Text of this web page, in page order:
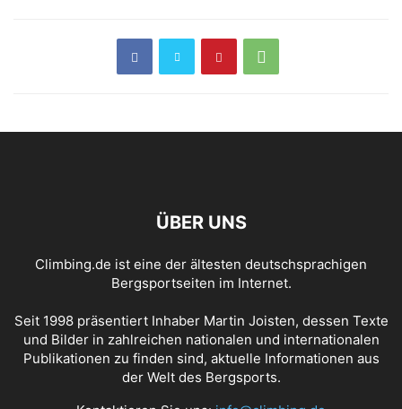
ÜBER UNS
Climbing.de ist eine der ältesten deutschsprachigen
Bergsportseiten im Internet.
Seit 1998 präsentiert Inhaber Martin Joisten, dessen Texte
und Bilder in zahlreichen nationalen und internationalen
Publikationen zu finden sind, aktuelle Informationen aus
der Welt des Bergsports.